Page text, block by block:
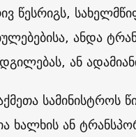
წესრიგს,
ანდა
ან
ხალხის ან